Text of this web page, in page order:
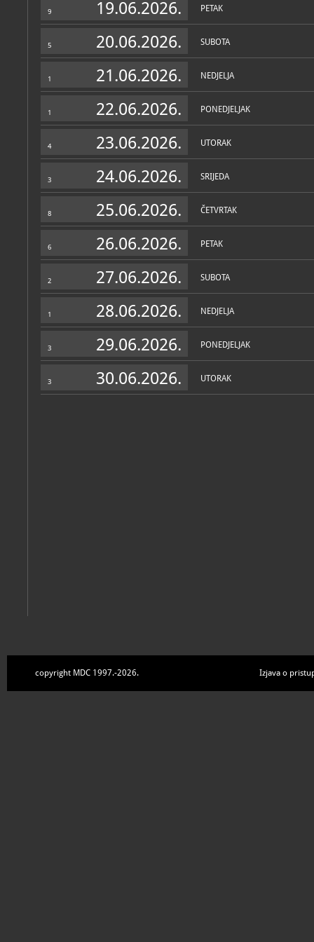
9 19.06.2026. PETAK
5 20.06.2026. SUBOTA
1 21.06.2026. NEDJELJA
1 22.06.2026. PONEDJELJAK
4 23.06.2026. UTORAK
3 24.06.2026. SRIJEDA
8 25.06.2026. ČETVRTAK
6 26.06.2026. PETAK
2 27.06.2026. SUBOTA
1 28.06.2026. NEDJELJA
3 29.06.2026. PONEDJELJAK
3 30.06.2026. UTORAK
mogu čuti i/ili vidjeti
Glavaševića, snimka i
nekoliko sati prije
preživjelog ranjenika i
projekcijskoj dvorani,
dokumentacija o
mogu se vidjeti i dodatne
Mjesto sjećanja - Vukovarska bolnica 1991.
Vukovar, Mjesto sjećanja - vukovarska bolnica 1991., s.a.
Nazor, Ante
Mjesto sjećanja - vukovarska bolnica 1991.
Vukovar, Mjesto sjećanja - vukovarska bolnica 1991., 2006
copyright MDC 1997.-2026. Izjava o